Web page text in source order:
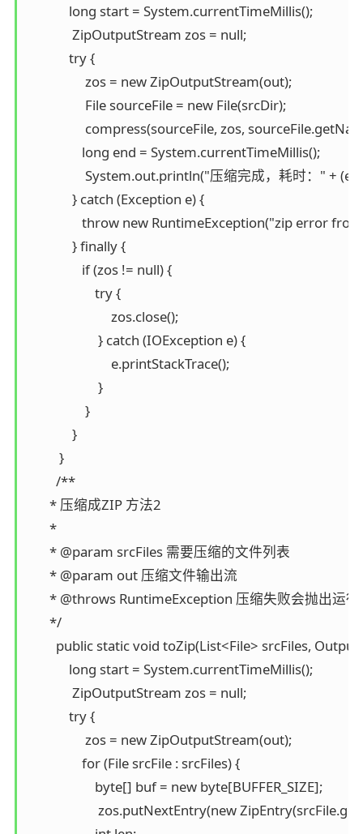
             long start = System.currentTimeMillis();
              ZipOutputStream zos = null;
             try {
                  zos = new ZipOutputStream(out);
                  File sourceFile = new File(srcDir);
compress(sourceFile, zos,
                 long end = System.currentTimeMillis();
System.out.println("压缩完成，耗时：" +
              } catch (Exception e) {
throw new RuntimeException("zip error from
              } finally {
                 if (zos != null) {
                     try {
                          zos.close();
                      } catch (IOException e) {
                          e.printStackTrace();
                      }
                  }
              }
          }
         /**
       * 压缩成ZIP 方法2
       *
       * @param srcFiles 需要压缩的文件列表
       * @param out 压缩文件输出流
* @throws RuntimeException 压缩失败会抛出运
       */
public static void toZip(List<File> srcFiles,
             long start = System.currentTimeMillis();
              ZipOutputStream zos = null;
             try {
                  zos = new ZipOutputStream(out);
                 for (File srcFile : srcFiles) {
                     byte[] buf = new byte[BUFFER_SIZE];
zos.putNextEntry(new